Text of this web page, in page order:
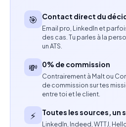
Paramétrage et optimisation
HubSpot (nurturing,
Suivi et analyse des KPIs de
Création de tableaux de
à destination des équipes et
Garantie de la qualité et de
🎯 Contact direct du
Email pro, LinkedIn et
des cas. Tu parles à la
un ATS.
💸 0% de commission
Contrairement à Malt ou
de commission sur tes
entre toi et le client.
⚡ Toutes les sources, un
LinkedIn, Indeed, WTTJ,